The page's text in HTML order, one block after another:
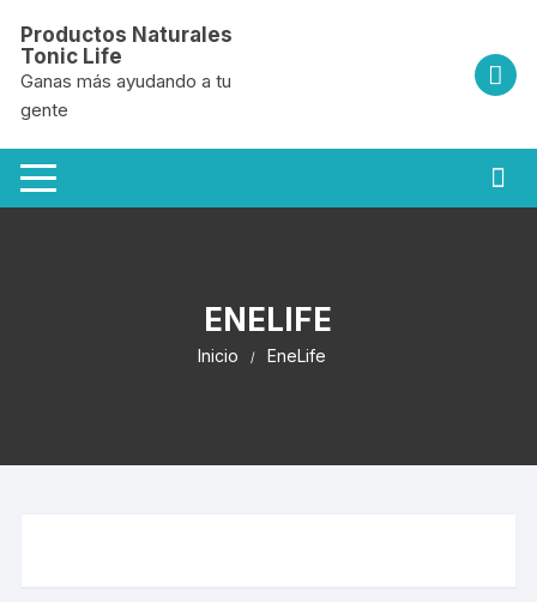
contenido
Productos Naturales
Tonic Life
Ganas más ayudando a tu
gente
ENELIFE
Inicio EneLife